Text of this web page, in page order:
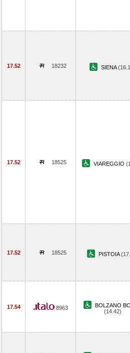
17.52 18232 SIENA
17.52 18525 VIAREGGIO
17.52 18525 PISTOIA
17.54 8963
BOLZANO
(14.42)